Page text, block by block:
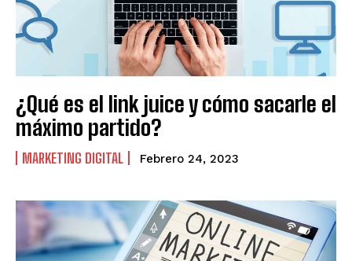
VENEZUELA
VENEZUELA
¿Qué es el link juice y cómo sacarle el
máximo partido?
MARKETING DIGITAL Febrero 24, 2023